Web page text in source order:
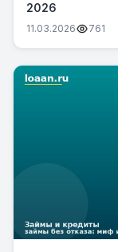
2026
11.03.2026 761